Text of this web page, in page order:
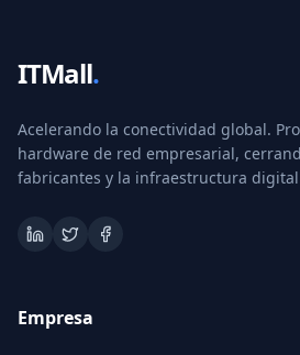
ITMall.
Acelerando la conectividad global.
hardware de red empresarial,
fabricantes y la infraestructura
Empresa